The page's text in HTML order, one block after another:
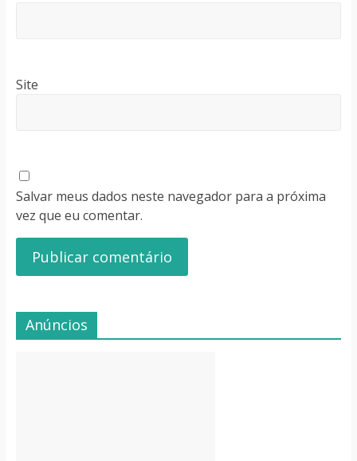
Site
Salvar meus dados neste navegador para a próxima
vez que eu comentar.
Anúncios